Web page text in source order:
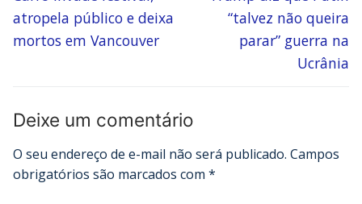
atropela público e deixa
mortos em Vancouver
“talvez não queira
parar” guerra na
Ucrânia
Deixe um comentário
O seu endereço de e-mail não será publicado. Campos
obrigatórios são marcados com *